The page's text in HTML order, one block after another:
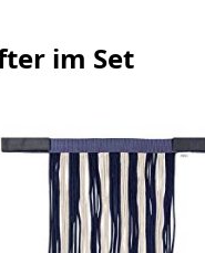
im Set